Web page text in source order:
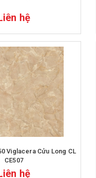
hệ
CL
CE507
hệ